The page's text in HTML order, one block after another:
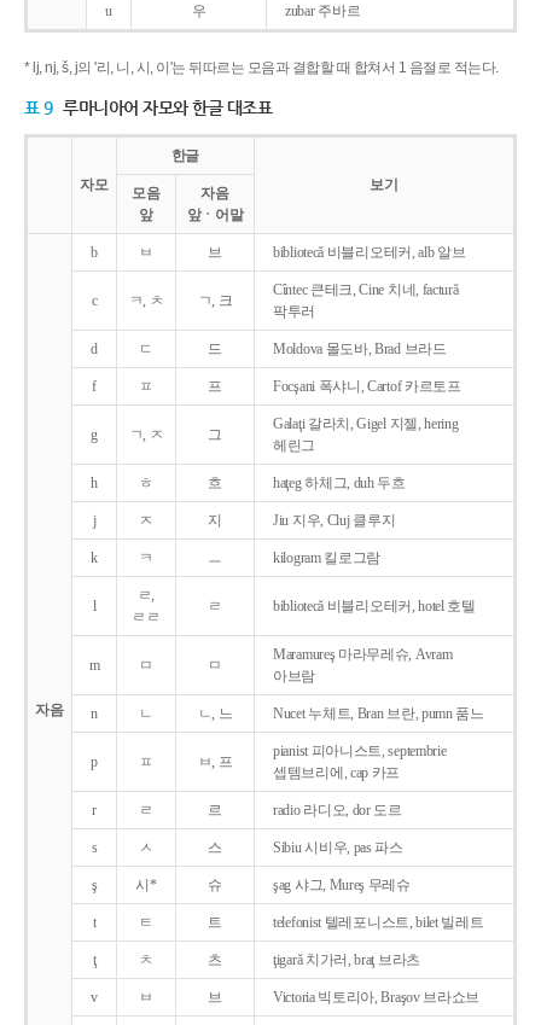
u 우 zubar 주바르
* lj, nj, š, j의 '리, 니, 시, 이'는 뒤따르는 모음과 결합할 때 합쳐서 1 음절로 적는다.
표 9 루마니아어 자모와 한글 대조표
자모
한글
보기
모음
앞
자음
앞ㆍ어말
자음
b ㅂ 브 bibliotecǎ 비블리오테커, alb 알브
c ㅋ, ㅊ ㄱ, 크
Cîntec 큰테크, Cine 치네, facturǎ
팍투러
d ㄷ 드 Moldova 몰도바, Brad 브라드
f ㅍ 프 Focşani 폭샤니, Cartof 카르토프
g ㄱ, ㅈ 그
Galaţi 갈라치, Gigel 지젤, hering
헤린그
h ㅎ 흐 haţeg 하체그, duh 두흐
j ㅈ 지 Jiu 지우, Cluj 클루지
k ㅋ ㅡ kilogram 킬로그람
l
ㄹ,
ㄹㄹ
ㄹ bibliotecǎ 비블리오테커, hotel 호텔
m ㅁ ㅁ
Maramureş 마라무레슈, Avram
아브람
n ㄴ ㄴ, 느 Nucet 누체트, Bran 브란, pumn 품느
p ㅍ ㅂ, 프
pianist 피아니스트, septembrie
셉템브리에, cap 카프
r ㄹ 르 radio 라디오, dor 도르
s ㅅ 스 Sibiu 시비우, pas 파스
ş 시* 슈 şag 샤그, Mureş 무레슈
t ㅌ 트 telefonist 텔레포니스트, bilet 빌레트
ţ ㅊ 츠 ţigarǎ 치가러, braţ 브라츠
v ㅂ 브 Victoria 빅토리아, Braşov 브라쇼브